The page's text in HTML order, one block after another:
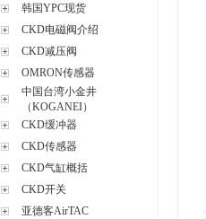
韩国YPC现货
CKD电磁阀介绍
CKD减压阀
OMRON传感器
中国台湾小金井
（KOGANEI）
CKD缓冲器
CKD传感器
CKD气缸概括
CKD开关
亚德客AirTAC